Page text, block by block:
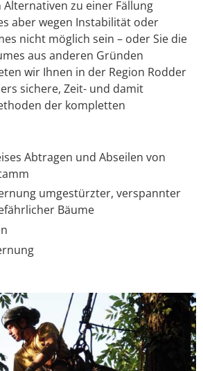
Alternativen zu einer Fällung
aber wegen Instabilität oder
nicht möglich sein – oder Sie die
aus anderen Gründen
wir Ihnen in der Region Rodder
sichere, Zeit- und damit
der kompletten
Abtragen und Abseilen von
umgestürzter, verspannter
Bäume